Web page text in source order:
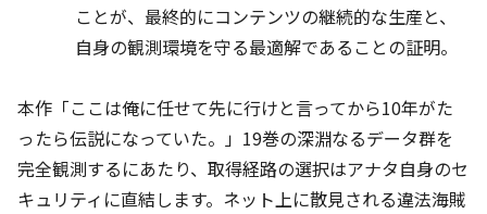
ことが、最終的にコンテンツの継続的な生産と、
自身の観測環境を守る最適解であることの証明。
本作「ここは俺に任せて先に行けと言ってから10年がた
ったら伝説になっていた。」19巻の深淵なるデータ群を
完全観測するにあたり、取得経路の選択はアナタ自身のセ
キュリティに直結します。ネット上に散見される違法海賊